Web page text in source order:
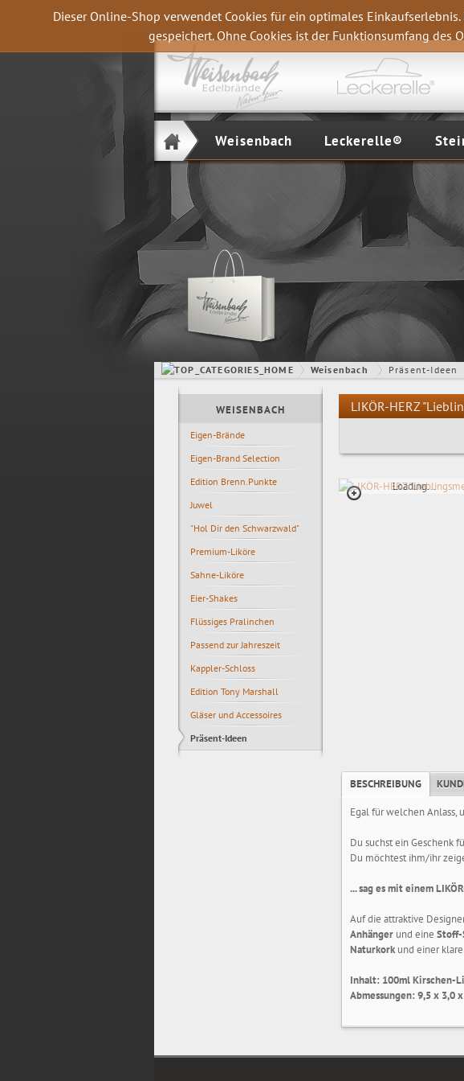
Dieser Online-Shop verwendet Cookies für ein optimales
gespeichert. Ohne Cookies ist der Funktionsumfang des
Weisenbach Leckerelle®
Weisenbach Präsent-Ideen
WEISENBACH
Eigen-Brände
Eigen-Brand Selection
Edition Brenn.Punkte
Juwel
"Hol Dir den Schwarzwald"
Premium-Liköre
Sahne-Liköre
Eier-Shakes
Flüssiges Pralinchen
Passend zur Jahreszeit
Kappler-Schloss
Edition Tony Marshall
Gläser und Accessoires
Präsent-Ideen
LIKÖR-HERZ
Loading...
BESCHREIBUNG
Egal für welchen Anlass,
Du suchst ein Geschenk
Du möchtest ihm/ihr
... sag es mit einem
Auf die attraktive
Anhänger und eine
Naturkork und einer
Inhalt: 100ml Kirschen-
Abmessungen: 9,5 x 3,0